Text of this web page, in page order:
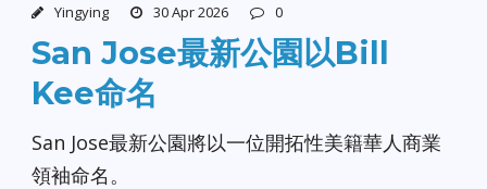
Yingying 30 Apr 2026 0
San Jose最新公園以Bill
Kee命名
San Jose最新公園將以一位開拓性美籍華人商業
領袖命名。